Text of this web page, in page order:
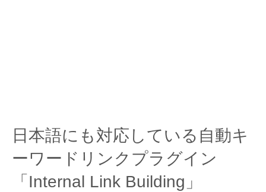
日本語にも対応している自動キ
ーワードリンクプラグイン
「Internal Link Building」